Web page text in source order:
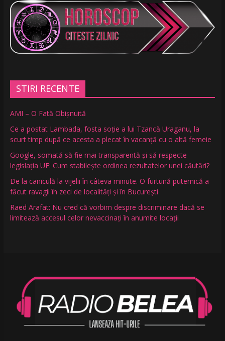
STIRI RECENTE
AMI – O Fată Obişnuită
Ce a postat Lambada, fosta soție a lui Tzancă Uraganu, la
scurt timp după ce acesta a plecat în vacanță cu o altă femeie
Google, somată să fie mai transparentă și să respecte
legislația UE: Cum stabilește ordinea rezultatelor unei căutări?
De la caniculă la vijelii în câteva minute. O furtună puternică a
făcut ravagii în zeci de localități și în București
Raed Arafat: Nu cred că vorbim despre discriminare dacă se
limitează accesul celor nevaccinați în anumite locații